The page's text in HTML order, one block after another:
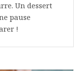
Un dessert
pause
!